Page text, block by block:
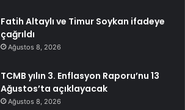
Fatih Altaylı ve Timur Soykan ifadeye
çağrıldı
Ağustos 8, 2026
TCMB yılın 3. Enflasyon Raporu’nu 13
Ağustos’ta açıklayacak
Ağustos 8, 2026